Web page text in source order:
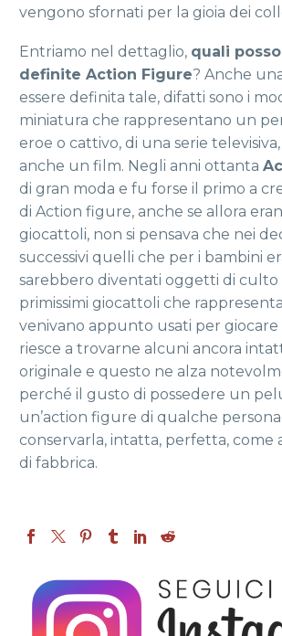
vengono sfornati per la gioia dei
Entriamo nel dettaglio, quali
definite Action Figure? Anche
essere definita tale, difatti sono i
miniatura che rappresentano un
eroe o cattivo, di una serie
anche un film. Negli anni ottanta
di gran moda e fu forse il primo a
di Action figure, anche se allora
giocattoli, non si pensava che nei
successivi quelli che per i bambini
sarebbero diventati oggetti di culto
primissimi giocattoli che
venivano appunto usati per giocare
riesce a trovarne alcuni ancora
originale e questo ne alza
perché il gusto di possedere un
un’action figure di qualche
conservarla, intatta, perfetta, come
di fabbrica.